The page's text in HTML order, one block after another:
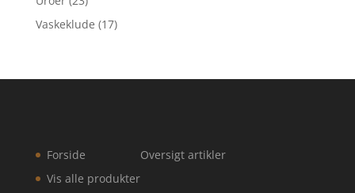
Vaskeklude (17)
Forside
Vis alle produkter
Oversigt artikler